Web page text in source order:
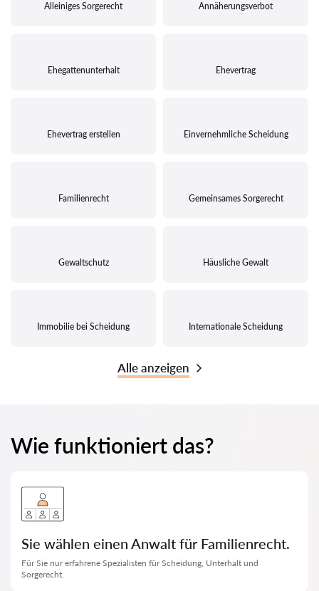
Alleiniges Sorgerecht Annäherungsverbot
Ehegattenunterhalt Ehevertrag
Ehevertrag erstellen Einvernehmliche Scheidung
Familienrecht Gemeinsames Sorgerecht
Gewaltschutz Häusliche Gewalt
Immobilie bei Scheidung Internationale Scheidung
Alle anzeigen
Wie funktioniert das?
Sie wählen einen Anwalt für Familienrecht.
Für Sie nur erfahrene Spezialisten für Scheidung, Unterhalt und
Sorgerecht.